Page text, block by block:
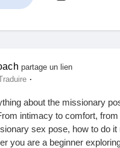
partage un lien
·
about the missionary
intimacy to comfort,
sex pose, how to do
you are a beginner